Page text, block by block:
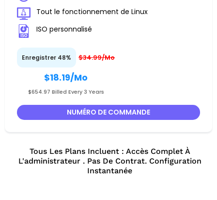
Tout le fonctionnement de Linux
ISO personnalisé
Enregistrer 48% $34.99/Mo
$18.19/Mo
$654.97 Billed Every 3 Years
NUMÉRO DE COMMANDE
Tous Les Plans Incluent : Accès Complet À
L'administrateur . Pas De Contrat. Configuration
Instantanée